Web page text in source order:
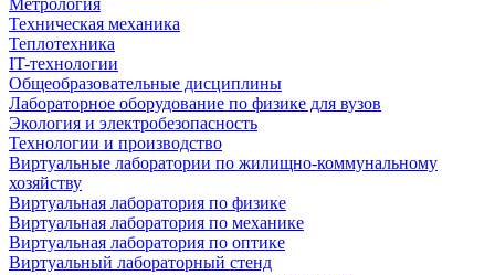
Метрология
Техническая механика
Теплотехника
IT-технологии
Общеобразовательные дисциплины
Лабораторное оборудование по физике для вузов
Экология и электробезопасность
Технологии и производство
Виртуальные лаборатории по жилищно-коммунальному
хозяйству
Виртуальная лаборатория по физике
Виртуальная лаборатория по механике
Виртуальная лаборатория по оптике
Виртуальный лабораторный стенд